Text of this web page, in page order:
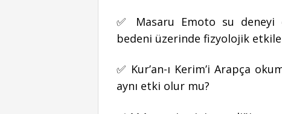
✅ Masaru Emoto su deneyi
bedeni üzerinde fizyolojik
✅ Kur’an-ı Kerim’i Arapça
aynı etki olur mu?